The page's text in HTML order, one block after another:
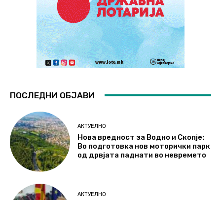
ПОСЛЕДНИ ОБЈАВИ
АКТУЕЛНО
Нова вредност за Водно и Скопје:
Во подготовка нов моторички парк
од дрвјата паднати во невремето
АКТУЕЛНО